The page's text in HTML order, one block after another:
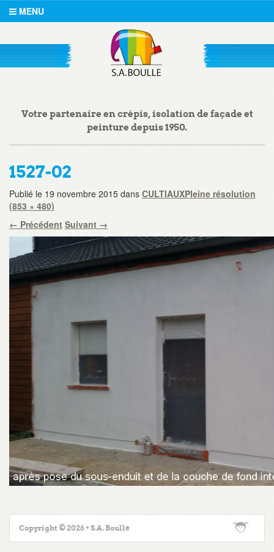
MENU
Votre partenaire en crépis, isolation de façade et
peinture depuis 1950.
1527-02
Publié le 19 novembre 2015 dans CULTIAUXPleine résolution
(853 × 480)
← Précédent Suivant →
Copyright © 2026 • S.A. Boulle